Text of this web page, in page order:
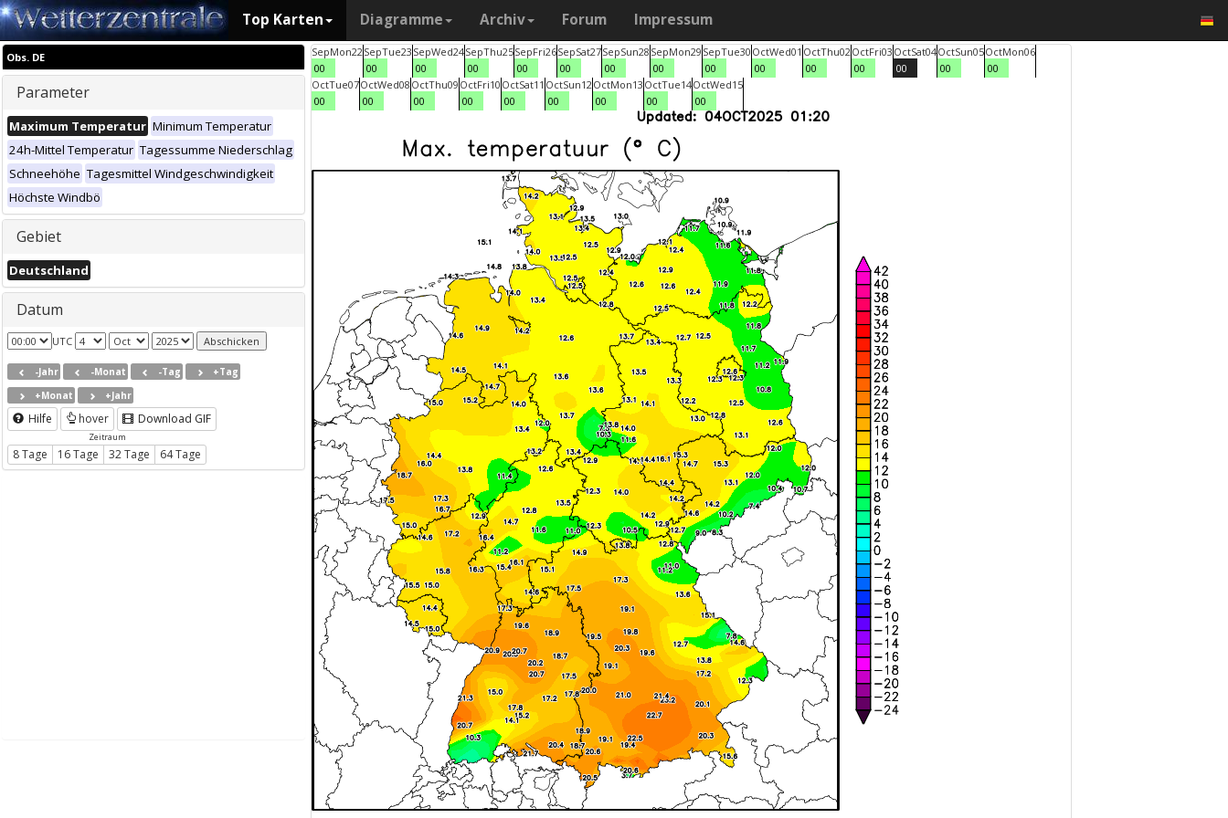
Top Karten Diagramme Archiv Forum Impressum
Obs. DE
Parameter
Maximum Temperatur Minimum Temperatur
24h-Mittel Temperatur Tagessumme Niederschlag
Schneehöhe Tagesmittel Windgeschwindigkeit
Höchste Windbö
Gebiet
Deutschland
Datum
UTC
-Jahr -Monat -Tag
+Tag
+Monat
+Jahr
Hilfe hover Download GIF
Zeitraum
8 Tage 16 Tage 32 Tage 64 Tage
SepMon22
00
SepTue23
00
SepWed24
00
SepThu25
00
SepFri26
00
SepSat27
00
SepSun28
00
SepMon29
00
SepTue30
00
OctWed01
00
OctThu02
00
OctFri03
00
OctSat04
00
OctSun05
00
OctMon06
00
OctTue07
00
OctWed08
00
OctThu09
00
OctFri10
00
OctSat11
00
OctSun12
00
OctMon13
00
OctTue14
00
OctWed15
00